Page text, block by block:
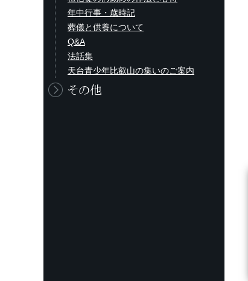
年中行事・歳時記
葬儀と供養について
Q&A
法話集
天台青少年比叡山の集いのご案内
その他